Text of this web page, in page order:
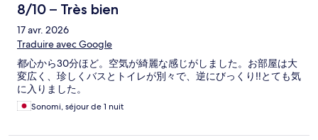
8/10 – Très bien
17 avr. 2026
Traduire avec Google
都心から30分ほど。空気が綺麗な感じがしました。お部屋は大
変広く、珍しくバスとトイレが別々で、逆にびっくり‼️とても気
に入りました。
Sonomi, séjour de 1 nuit